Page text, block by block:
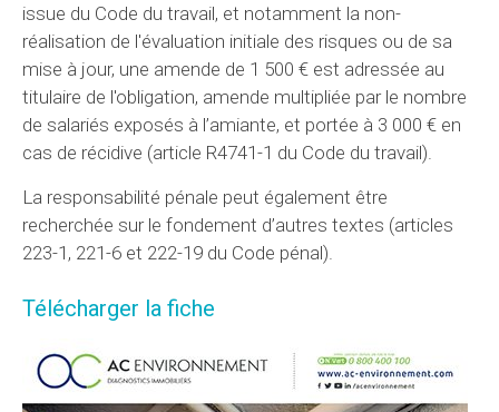
issue du Code du travail, et notamment la non-
réalisation de l'évaluation initiale des risques ou de sa
mise à jour, une amende de 1 500 € est adressée au
titulaire de l'obligation, amende multipliée par le nombre
de salariés exposés à l’amiante, et portée à 3 000 € en
cas de récidive (article R4741-1 du Code du travail).
La responsabilité pénale peut également être
recherchée sur le fondement d’autres textes (articles
223-1, 221-6 et 222-19 du Code pénal).
Télécharger la fiche